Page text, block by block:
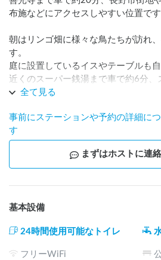
布施などにアクセスしやすい位置です
朝はリンゴ畑に様々な鳥たちが訪れ
す。
庭に設置しているイスやテーブルも
近くのスーパー銭湯まで車で約6分、
歩10分以内で行けます。
全て見る
事前にステーションや予約の詳細に
す
まずはホストに連
基本設備
24時間使用可能なトイレ
フリーWiFi